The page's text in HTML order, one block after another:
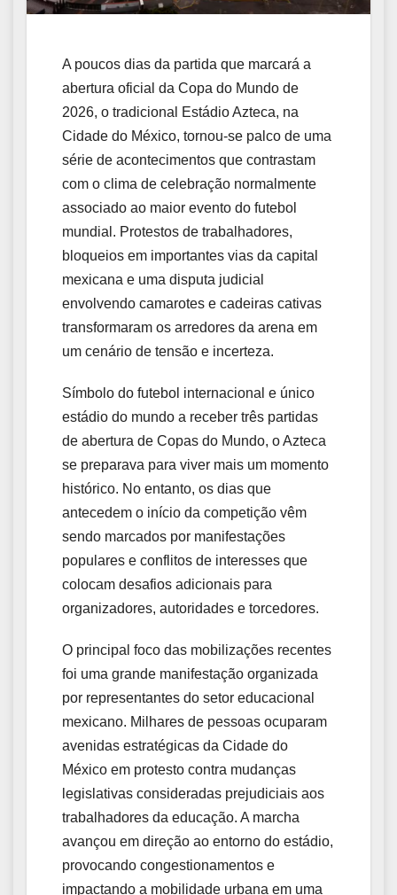
A poucos dias da partida que marcará a
abertura oficial da Copa do Mundo de
2026, o tradicional Estádio Azteca, na
Cidade do México, tornou-se palco de uma
série de acontecimentos que contrastam
com o clima de celebração normalmente
associado ao maior evento do futebol
mundial. Protestos de trabalhadores,
bloqueios em importantes vias da capital
mexicana e uma disputa judicial
envolvendo camarotes e cadeiras cativas
transformaram os arredores da arena em
um cenário de tensão e incerteza.
Símbolo do futebol internacional e único
estádio do mundo a receber três partidas
de abertura de Copas do Mundo, o Azteca
se preparava para viver mais um momento
histórico. No entanto, os dias que
antecedem o início da competição vêm
sendo marcados por manifestações
populares e conflitos de interesses que
colocam desafios adicionais para
organizadores, autoridades e torcedores.
O principal foco das mobilizações recentes
foi uma grande manifestação organizada
por representantes do setor educacional
mexicano. Milhares de pessoas ocuparam
avenidas estratégicas da Cidade do
México em protesto contra mudanças
legislativas consideradas prejudiciais aos
trabalhadores da educação. A marcha
avançou em direção ao entorno do estádio,
provocando congestionamentos e
impactando a mobilidade urbana em uma